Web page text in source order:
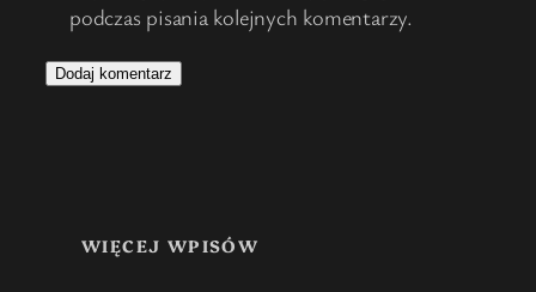
podczas pisania kolejnych komentarzy.
WIĘCEJ WPISÓW